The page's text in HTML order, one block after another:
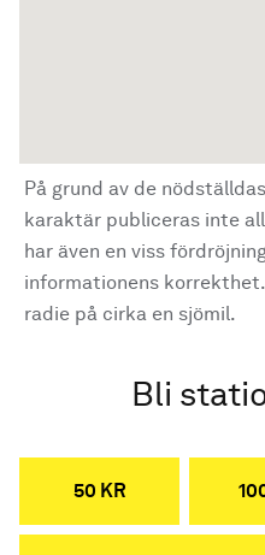
På grund av de
karaktär publiceras inte
har även en viss
informationens
radie på cirka en sjömil.
Bli
50 KR